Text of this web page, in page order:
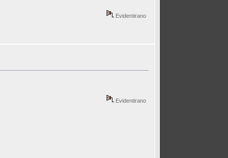
Evidentirano
Evidentirano